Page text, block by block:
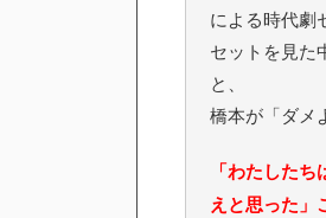
による時代劇
セットを見
と、
橋本が「ダメ
「わたした
えと思った」